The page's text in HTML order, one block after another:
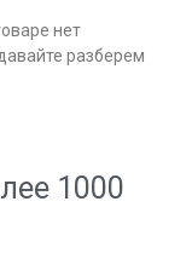
нет
разберем
1000